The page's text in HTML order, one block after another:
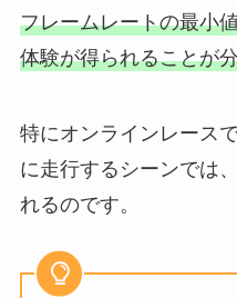
フレームレートの最小
体験が得られることが
特にオンラインレース
に走行するシーンでは
れるのです。